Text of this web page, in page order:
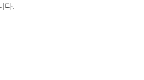
다.